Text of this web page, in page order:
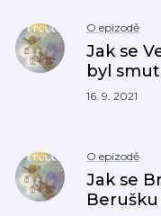
O epizodě
Jak se
byl
16. 9. 2021
O epizodě
Jak se